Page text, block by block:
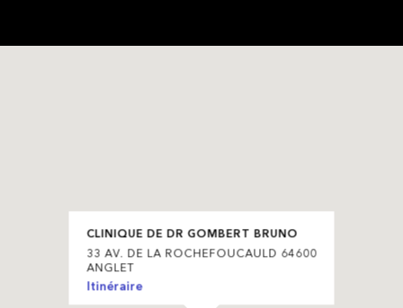
CLINIQUE DE DR GOMBERT BRUNO
33 AV. DE LA ROCHEFOUCAULD 64600
ANGLET
Itinéraire